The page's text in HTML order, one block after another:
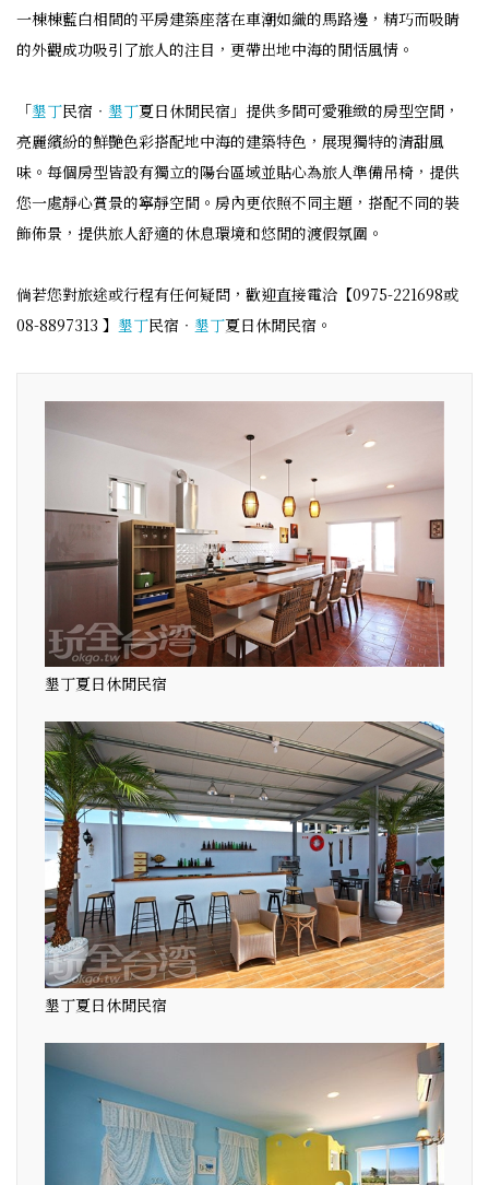
一棟棟藍白相間的平房建築座落在車潮如織的馬路邊，精巧而吸睛
的外觀成功吸引了旅人的注目，更帶出地中海的閒恬風情。
「墾丁民宿‧ 墾丁夏日休閒民宿」提供多間可愛雅緻的房型空間，
亮麗繽紛的鮮艷色彩搭配地中海的建築特色，展現獨特的清甜風
味。每個房型皆設有獨立的陽台區域並貼心為旅人準備吊椅，提供
您一處靜心賞景的寧靜空間。房內更依照不同主題，搭配不同的裝
飾佈景，提供旅人舒適的休息環境和悠閒的渡假氛圍。
倘若您對旅途或行程有任何疑問，歡迎直接電洽【0975-221698或
08-8897313 】 墾丁民宿‧ 墾丁夏日休閒民宿。
墾丁夏日休閒民宿
墾丁夏日休閒民宿